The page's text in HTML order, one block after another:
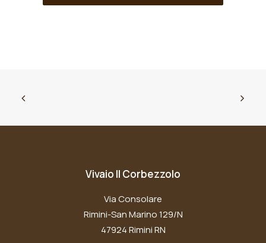
Vivaio Il Corbezzolo
Via Consolare
Rimini-San Marino 129/N
47924 Rimini RN